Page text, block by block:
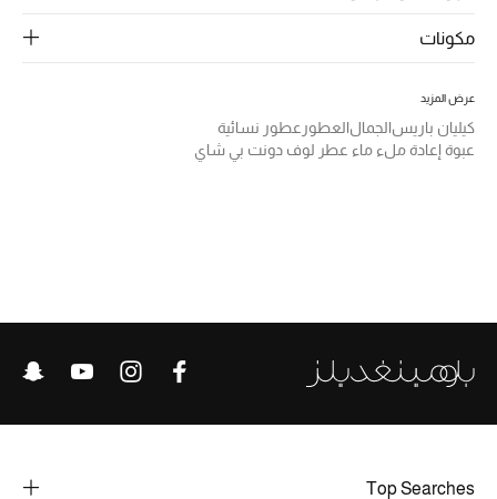
عرض جميع المنتجات
خصومات
ما وصلنا حديثاً
مكونات
عرض المزيد
كيليان باريسالجمالالعطور عطور نسائية
عبوة إعادة ملء ماء عطر لوف دونت بي شاي
Top Searches